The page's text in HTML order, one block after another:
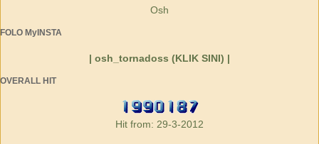
Osh
FOLO MyINSTA
| osh_tornadoss (KLIK SINI) |
OVERALL HIT
Hit from: 29-3-2012